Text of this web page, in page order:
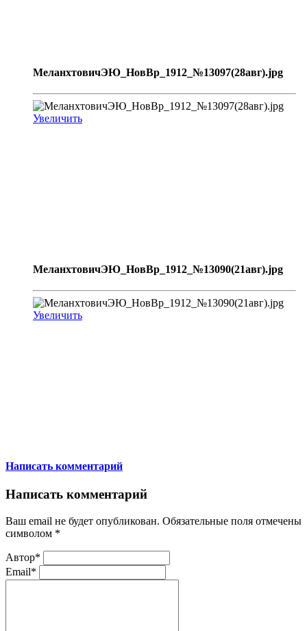
МеланхтовичЭЮ_НовВр_1912_№13097(28авг).jpg
Увеличить
МеланхтовичЭЮ_НовВр_1912_№13090(21авг).jpg
Увеличить
Написать комментарий
Написать комментарий
Ваш email не будет опубликован. Обязательные поля отмечены
символом *
Автор*
Email*